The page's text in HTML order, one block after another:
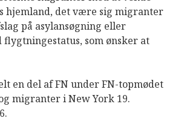
hjemland, det være sig migranter
på asylansøgning eller
som ønsker at
en del af FN under FN-topmødet
migranter i New York 19.